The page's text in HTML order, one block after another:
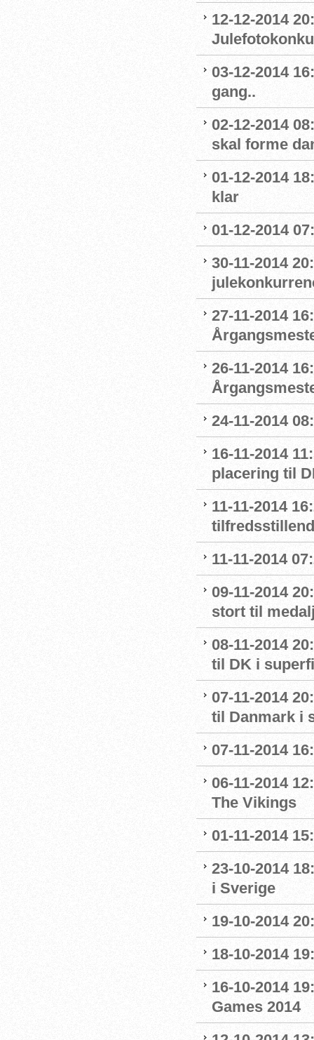
12-12-2014
03-12-2014
gang..
02-12-2014
skal forme
01-12-2014
klar
01-12-2014
30-11-2014
27-11-2014
26-11-2014
24-11-2014
16-11-2014
placering til
11-11-2014
11-11-2014
09-11-2014
stort til
08-11-2014
til DK i
07-11-2014
til Danmark i
07-11-2014
06-11-2014
The Vikings
01-11-2014
23-10-2014
i Sverige
19-10-2014
18-10-2014
16-10-2014
Games 2014